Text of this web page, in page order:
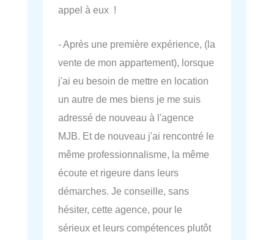
appel à eux !
- Après une première expérience, (la
vente de mon appartement), lorsque
j'ai eu besoin de mettre en location
un autre de mes biens je me suis
adressé de nouveau à l'agence
MJB. Et de nouveau j'ai rencontré le
même professionnalisme, la même
écoute et rigeure dans leurs
démarches. Je conseille, sans
hésiter, cette agence, pour le
sérieux et leurs compétences plutôt